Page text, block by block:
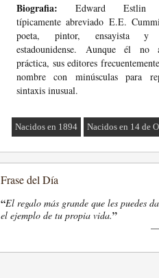
Biografia: Edward Estlin
típicamente abreviado E.E.
poeta, pintor, ensayista y
estadounidense. Aunque él no
práctica, sus editores
nombre con minúsculas para
sintaxis inusual.
Nacidos en 1894 Nacidos en 14 de
Frase del Día
“El regalo más grande que les puedes
el ejemplo de tu propia vida.”